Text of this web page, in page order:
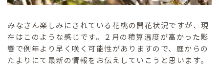
みなさん楽しみにされている花桃の開花状況ですが、現
在はこのような感じです。２月の積算温度が高かった影
響で例年より早く咲く可能性がありますので、庭からの
たよりにて最新の情報をお伝えしていこうと思います。